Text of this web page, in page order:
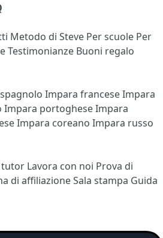
Metodo di Steve Per scuole Per
Testimonianze Buoni regalo
Impara franceseImpara
Impara portogheseImpara
Impara coreano Impara russo
tutor Lavora con noi Prova di
di affiliazioneSala stampa Guida